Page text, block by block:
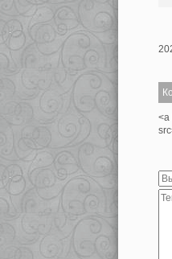
<a